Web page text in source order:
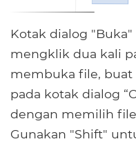
Kotak dialog
mengklik dua kali
membuka file,
pada kotak dialog
dengan memilih
Gunakan "Shift"